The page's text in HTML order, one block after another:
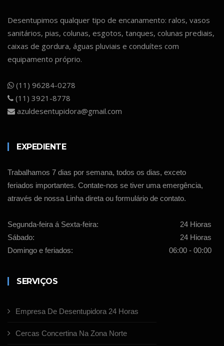
Desentupimos qualquer tipo de encanamento: ralos, vasos
sanitários, pias, colunas, esgotos, tanques, colunas prediais,
caixas de gordura, águas pluviais e conduítes com
equipamento próprio.
(11) 96284-0278
(11) 3921-8778
azuldesentupidora@gmail.com
EXPEDIENTE
Trabalhamos 7 dias por semana, todos os dias, exceto
feriados importantes. Contate-nos se tiver uma emergência,
através de nossa Linha direta ou formulário de contato.
Segunda-feira á Sexta-feira:
24 Hioras
Sábado:
24 Hioras
Domingo e feriados:
06:00 - 00:00
SERVIÇOS
Empresa De Desentupidora 24 Horas
Cercas Concertina Na Zona Norte